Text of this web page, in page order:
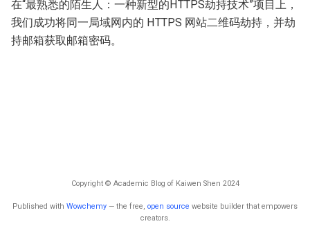
在“最熟悉的陌生人：一种新型的HTTPS劫持技术”项目上，
我们成功将同一局域网内的 HTTPS 网站二维码劫持，并劫
持邮箱获取邮箱密码。
Copyright © Academic Blog of Kaiwen Shen 2024
Published with Wowchemy — the free, open source website builder that empowers
creators.